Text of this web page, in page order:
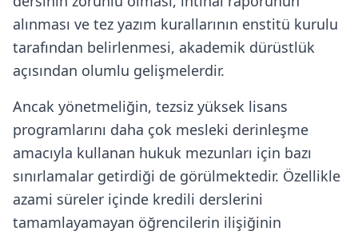
alınması ve tez yazım kurallarının enstitü kurulu
tarafından belirlenmesi, akademik dürüstlük
açısından olumlu gelişmelerdir.
Ancak yönetmeliğin, tezsiz yüksek lisans
programlarını daha çok mesleki derinleşme
amacıyla kullanan hukuk mezunları için bazı
sınırlamalar getirdiği de görülmektedir. Özellikle
azami süreler içinde kredili derslerini
tamamlayamayan öğrencilerin ilişiğinin